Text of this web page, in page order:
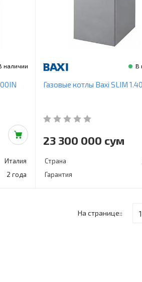
наличии
Италия
2 года
В
Газовые котлы Baxi SLIM
23 300 000 сум
Страна
Гарантия
На странице::